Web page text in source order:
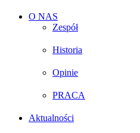
O NAS
Zespół
Historia
Opinie
PRACA
Aktualności